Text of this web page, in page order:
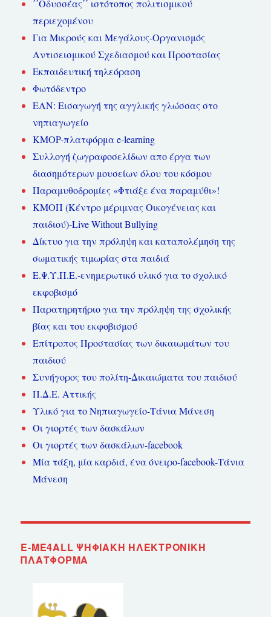
΄΄Οδυσσέας΄΄ ιστότοπος πολιτισμικού
περιεχομένου
Για Μικρούς και Μεγάλους-Οργανισμός
Αντισεισμικού Σχεδιασμού και Προστασίας
Εκπαιδευτική τηλεόραση
Φωτόδεντρο
ΕΑΝ: Εισαγωγή της αγγλικής γλώσσας στο
νηπιαγωγείο
KMOP-πλατφόρμα e-learning
Συλλογή ζωγραφοσελίδων απο έργα των
διασημότερων μουσείων όλου του κόσμου
Παραμυθοδρομίες «Φτιάξε ένα παραμύθι»!
ΚΜΟΠ (Κέντρο μέριμνας Οικογένειας και
παιδιού)-Live Without Bullying
Δίκτυο για την πρόληψη και καταπολέμηση της
σωματικής τιμωρίας στα παιδιά
Ε.Ψ.Υ.Π.Ε.-ενημερωτικό υλικό για το σχολικό
εκφοβισμό
Παρατηρητήριο για την πρόληψη της σχολικής
βίας και του εκφοβισμού
Επίτροπος Προστασίας των δικαιωμάτων του
παιδιού
Συνήγορος του πολίτη-Δικαιώματα του παιδιού
Π.Δ.Ε. Αττικής
Υλικό για το Νηπιαγωγείο-Τάνια Μάνεση
Οι γιορτές των δασκάλων
Οι γιορτές των δασκάλων-facebook
Μία τάξη, μία καρδιά, ένα όνειρο-facebook-Τάνια
Μάνεση
E-ME4ALL ΨΗΦΙΑΚΉ ΗΛΕΚΤΡΟΝΙΚΉ
ΠΛΑΤΦΌΡΜΑ